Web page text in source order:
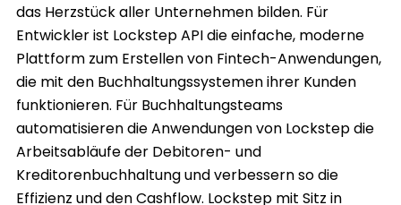
das Herzstück aller Unternehmen bilden. Für
Entwickler ist Lockstep API die einfache, moderne
Plattform zum Erstellen von Fintech-Anwendungen,
die mit den Buchhaltungssystemen ihrer Kunden
funktionieren. Für Buchhaltungsteams
automatisieren die Anwendungen von Lockstep die
Arbeitsabläufe der Debitoren- und
Kreditorenbuchhaltung und verbessern so die
Effizienz und den Cashflow. Lockstep mit Sitz in